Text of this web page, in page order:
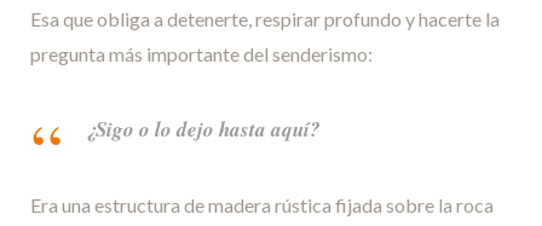
Esa que obliga a detenerte, respirar profundo y hacerte la
pregunta más importante del senderismo:
¿Sigo o lo dejo hasta aquí?
Era una estructura de madera rústica fijada sobre la roca